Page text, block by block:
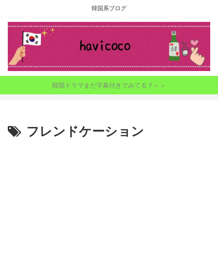
韓国系ブログ
韓国ドラマまだ字幕付きでみてる？＞＞
フレンドケーション